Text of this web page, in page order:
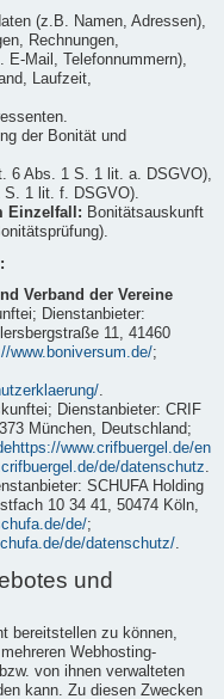
(z.B. Namen, Adressen),
Rechnungen,
Mail, Telefonnummern),
Laufzeit,
der Bonität und
6 Abs. 1 S. 1 lit. a. DSGVO),
1 lit. f. DSGVO).
Einzelfall: Bonitätsauskunft
Verband der Vereine
Dienstanbieter:
11, 41460
www.boniversum.de/;
.
Dienstanbieter: CRIF
München, Deutschland;
www.crifbuergel.de/en
de/datenschutz
SCHUFA Holding
10 34 41, 50474 Köln,
de/;
de/datenschutz/.
und
bereitstellen zu können,
Webhosting-
von ihnen verwalteten
kann. Zu diesen Zwecken